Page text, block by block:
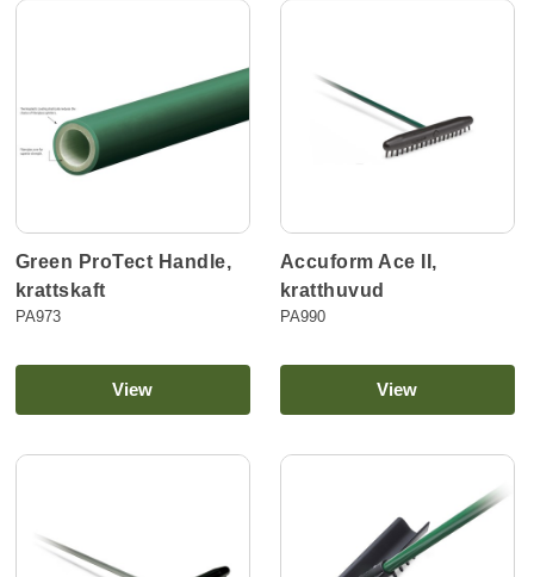
Green ProTect Handle,
krattskaft
PA973
View
Accuform Ace II,
kratthuvud
PA990
View